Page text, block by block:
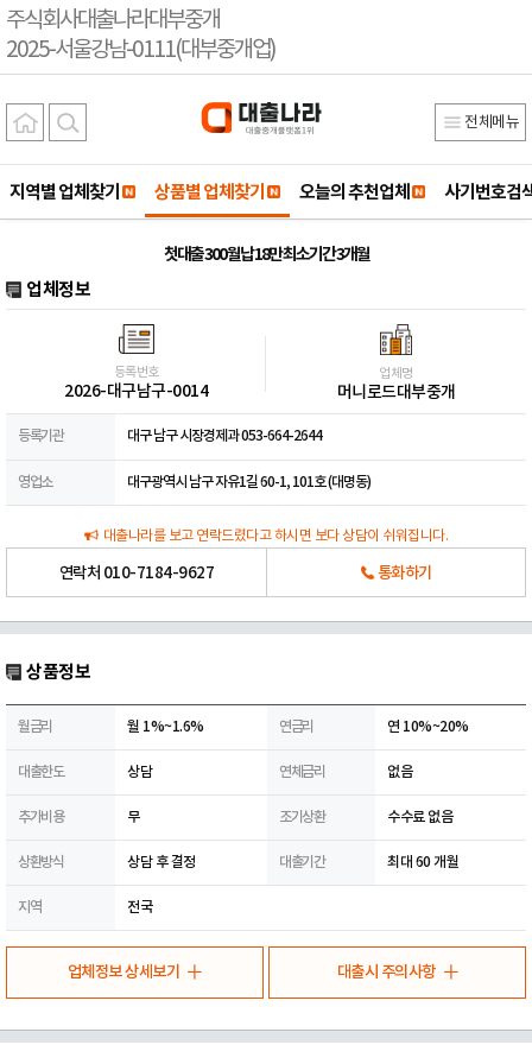
주식회사대출나라대부중개
2025-서울강남-0111(대부중개업)
전체메뉴
지역별 업체찾기 상품별 업체찾기 오늘의 추천업체 사기번호검
첫대출 300 월납 18만 최소기간 3개월
업체정보
등록번호
2026-대구남구-0014
업체명
머니로드대부중개
등록기관 대구 남구 시장경제과 053-664-2644
영업소 대구광역시 남구 자유1길 60-1, 101호 (대명동)
대출나라를 보고 연락드렸다고 하시면 보다 상담이 쉬워집니다.
연락처 010-7184-9627 통화하기
상품정보
월금리 월 1%~1.6% 연금리 연 10%~20%
대출한도 상담 연체금리 없음
추가비용 무 조기상환 수수료 없음
상환방식 상담 후 결정 대출기간 최대 60 개월
지역 전국
업체정보 상세보기 대출시 주의사항